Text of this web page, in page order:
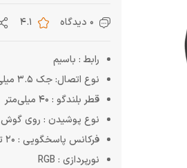
0 دیدگاه 4.1
رابط : باسیم
نوع اتصال: جک 3.5 میلی‌متری
قطر بلندگو : 40 میلی‌متر
نوع پوشیدن : روی گوش
فرکانس پاسخگویی : 20 تا 20 کیلوهرتز
نورپردازی : RGB